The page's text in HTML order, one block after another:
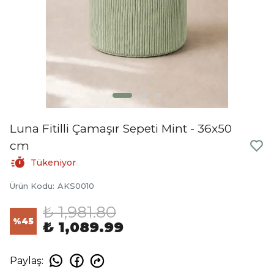
Luna Fitilli Çamaşır Sepeti Mint - 36x50
cm
Tükeniyor
Ürün Kodu: AKS0010
%45 ₺ 1,981.80
₺ 1,089.99
Paylaş: